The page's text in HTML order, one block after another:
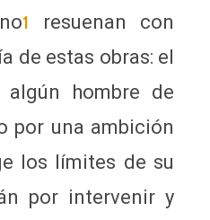
1 resuenan con
de estas obras: el
hombre de
por una ambición
los límites de su
por intervenir y